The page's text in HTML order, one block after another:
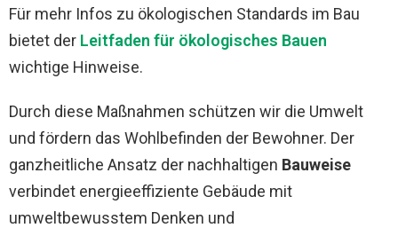
Für mehr Infos zu ökologischen Standards im Bau
bietet der Leitfaden für ökologisches Bauen
wichtige Hinweise.
Durch diese Maßnahmen schützen wir die Umwelt
und fördern das Wohlbefinden der Bewohner. Der
ganzheitliche Ansatz der nachhaltigen Bauweise
verbindet energieeffiziente Gebäude mit
umweltbewusstem Denken und